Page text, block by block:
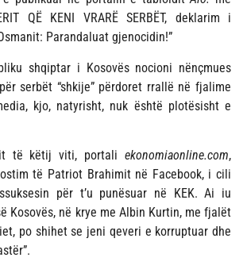
QË KENI VRARË SERBËT, deklarim i
Parandaluat gjenocidin!”
shqiptar i Kosovës nocioni nënçmues
serbët “shkije” përdoret rrallë në fjalime
kjo, natyrisht, nuk është plotësisht e
të këtij viti, portali ekonomiaonline.com,
të Patriot Brahimit në Facebook, i cili
për t’u punësuar në KEK. Ai iu
Kosovës, në krye me Albin Kurtin, me fjalët
po shihet se jeni qeveri e korruptuar dhe